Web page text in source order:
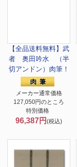
【全品送料無料】 武
者 奥田吟水 （半
切アンドン）肉筆！
メーカー通常価格
127,050円のところ
特別価格
96,387円(税込)